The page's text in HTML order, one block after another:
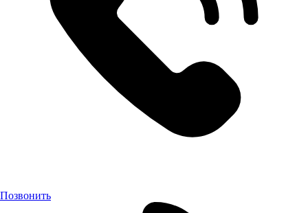
Позвонить